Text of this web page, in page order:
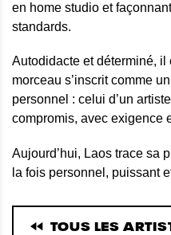
en home studio et
standards.
Autodidacte et déterminé,
morceau s’inscrit comme
personnel : celui d’un
compromis, avec exigence
Aujourd’hui, Laos trace sa
la fois personnel, puissant
TOUS LES